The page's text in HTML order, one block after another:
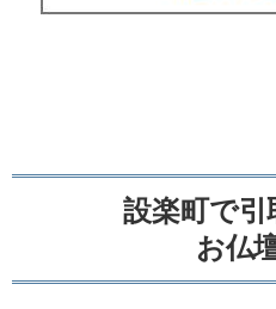
設楽町で引
お仏